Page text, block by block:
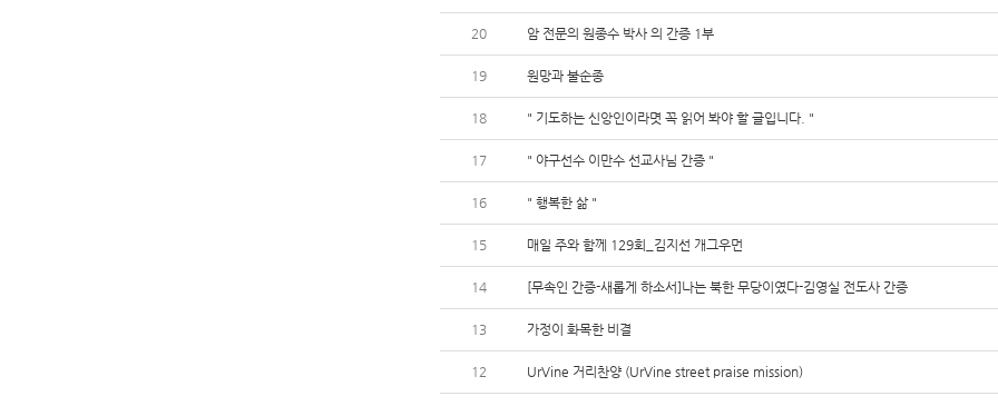
20 암 전문의 원종수 박사 의 간증 1부
19 원망과 불순종
18 " 기도하는 신앙인이라몃 꼭 읽어 봐야 할 글입니다. "
17 " 야구선수 이만수 선교사님 간증 "
16 " 행복한 삶 "
15 매일 주와 함께 129회_김지선 개그우먼
14 [무속인 간증-새롭게 하소서]나는 북한 무당이였다-김영실 전도사 간증
13 가정이 화목한 비결
12 UrVine 거리찬양 (UrVine street praise mission)